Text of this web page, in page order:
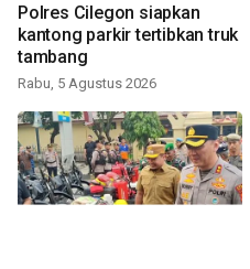
Polres Cilegon siapkan
kantong parkir tertibkan truk
tambang
Rabu, 5 Agustus 2026